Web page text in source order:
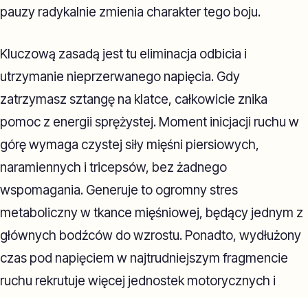
pauzy radykalnie zmienia charakter tego boju.
Kluczową zasadą jest tu eliminacja odbicia i
utrzymanie nieprzerwanego napięcia. Gdy
zatrzymasz sztangę na klatce, całkowicie znika
pomoc z energii sprężystej. Moment inicjacji ruchu w
górę wymaga czystej siły mięśni piersiowych,
naramiennych i tricepsów, bez żadnego
wspomagania. Generuje to ogromny stres
metaboliczny w tkance mięśniowej, będący jednym z
głównych bodźców do wzrostu. Ponadto, wydłużony
czas pod napięciem w najtrudniejszym fragmencie
ruchu rekrutuje więcej jednostek motorycznych i